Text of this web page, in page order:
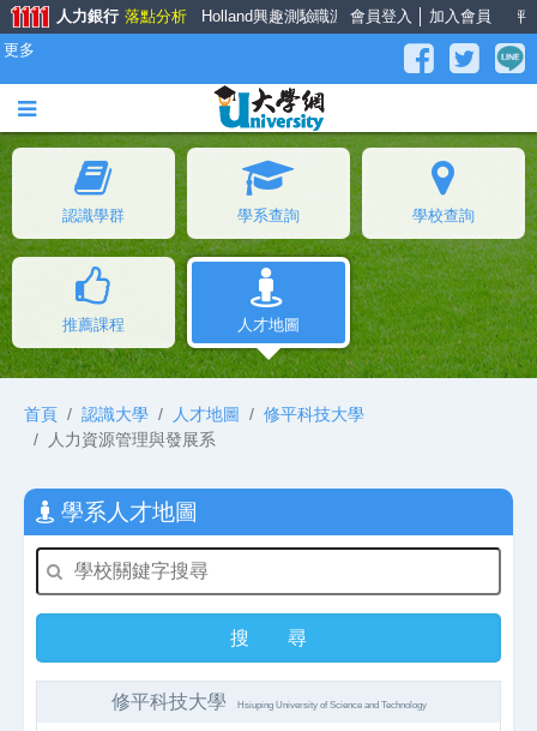
會員登入 加入會員
人力銀行 落點分析 Holland興趣測驗職涯大師 面試經驗談薪資公秤
更多
認識學群 學系查詢 學校查詢
推薦課程 人才地圖
首頁 認識大學 人才地圖
修平科技大學
人力資源管理與發展系
學系人才地圖
修平科技大學 Hsiuping University of Science and Technology